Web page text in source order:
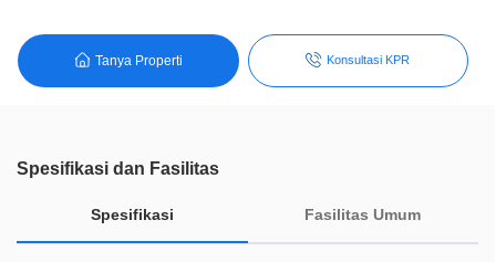
Tanya Properti Konsultasi KPR
Spesifikasi dan Fasilitas
Spesifikasi Fasilitas Umum